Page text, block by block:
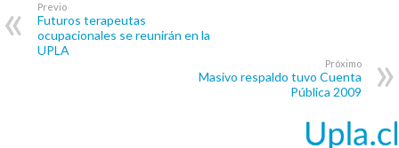
Previo
Futuros terapeutas
ocupacionales se reunirán en la
UPLA
Próximo
Masivo respaldo tuvo Cuenta
Pública 2009